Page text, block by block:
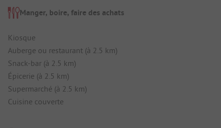
Manger, boire, faire des achats
Kiosque
Auberge ou restaurant (à 2.5 km)
Snack-bar (à 2.5 km)
Épicerie (à 2.5 km)
Supermarché (à 2.5 km)
Cuisine couverte